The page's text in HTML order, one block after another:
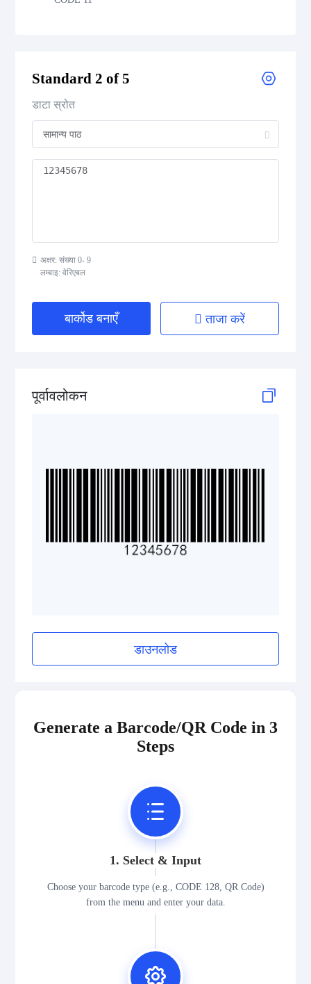
CODE 39 Mod 43
CODE 93
Codabar
Standard 2 of 5
MSI Plessey (MSI Mod 10)
Pharmacode
GS1 2D Codes
Standard 2 of 5
डाटा स्रोत
अक्षर: संख्या 0- 9
लम्बाइ: वेरिएबल
बार्कोड बनाएँ ताजा करें
पूर्वावलोकन
डाउनलोड
Generate a Barcode/QR Code in 3
Steps
1. Select & Input
Choose your barcode type (e.g., CODE 128, QR Code)
from the menu and enter your data.